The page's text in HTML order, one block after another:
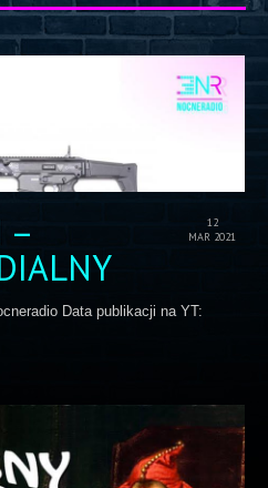
12
MAR 2021
–
Data publikacji na YT: